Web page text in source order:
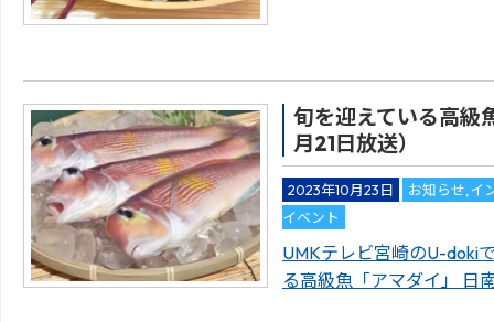
旬を迎えている高級
月21日放送）
2023年10月23日 お知らせ イ
イベント
UMKテレビ宮崎のU-doki
る高級魚「アマダイ」 日